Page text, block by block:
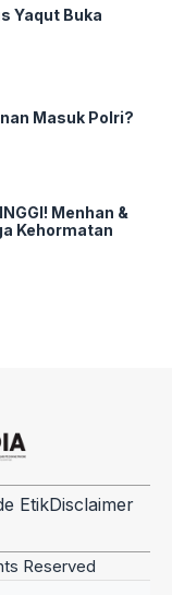
Yaqut Buka
Masuk Polri?
Menhan &
Kehormatan
EtikDisclaimer
Reserved